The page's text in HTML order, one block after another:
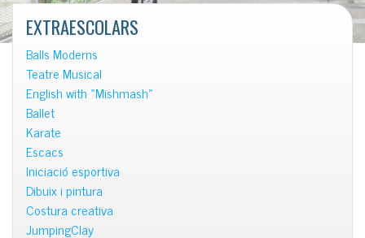
EXTRAESCOLARS
Balls Moderns
Teatre Musical
English with «Mishmash»
Ballet
Karate
Escacs
Iniciació esportiva
Dibuix i pintura
Costura creativa
JumpingClay